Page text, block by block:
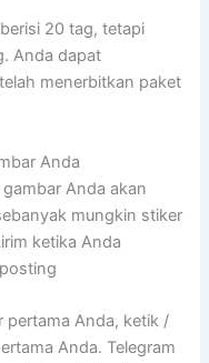
20 tag, tetapi
Anda dapat
menerbitkan paket
Anda
Anda akan
mungkin stiker
ketika Anda
pertama Anda, ketik /
Anda. Telegram